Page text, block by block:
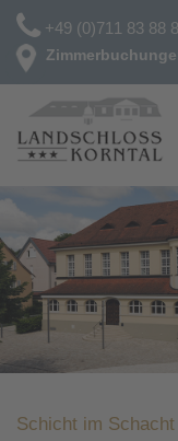
+49 (0)711 83 88
Schicht im Schacht